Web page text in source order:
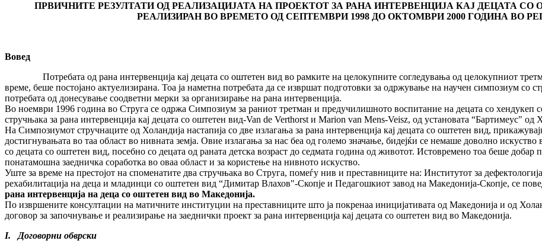
ПРВИЧНИТЕ РЕЗУЛТАТИ ОД РЕАЛИЗАЦИЈАТА НА ПРОЕКТОТ ЗА РАНА ИНТЕРВЕНЦИЈА КАЈ ДЕЦАТА СО
РЕАЛИЗИРАН ВО ВРЕМЕТО ОД СЕПТЕМВРИ 1998 ДО ОКТОМВРИ 2000 ГОДИНА ВО
Вовед
Потребата од рана интервенција кај децата со оштетен вид во рамките на целокупните согледувања од целокупниот
време, беше постојано актуелизирана. Тоа ја наметна потребата да се извршат подготовки за одржување на научен симпозиум со
потребата од донесување соодветни мерки за организирање на рана интервенција.
Во ноември 1996 година во Струга се одржа Симпозиум за раниот третман и предучилишното воспитание на децата со хендукеп
стручњака за рана интервенција кај децата со оштетен вид-Van de Verthorst и Marion van Mens-Veisz, од установата “Бартимеус" од
На Симпозиумот стручнаците од Холандија настапија со две излагања за рана интервенција кај децата со оштетен вид,
достигнувањата во таа област во нивната земја. Овие излагања за нас беа од големо значање, бидејќи се немаше доволно
со децата со оштетен вид, посебно со децата од раната детска возраст до седмата година од животот. Истовремено тоа беше добар
понатамошна заедничка соработка во оваа област и за користење на нивното искуство.
Уште за време на престојот на споменатите два стручњака во Струга, помеѓу нив и преставниците на: Институтот за
рехабилитација на деца и младинци со оштетен вид “Димитар Влахов"-Скопје и Педагошкиот завод на Македонија-Скопје, се
рана интервенција на деца со оштетен вид во Македонија.
По извршените консултации на матичните институции на преставниците што ја покренаа иницијативата од Македонија и од
договор за започнување и реализирање на заеднички проект за рана интервенција кај децата со оштетен вид во Македонија.
I. Договорни обврски